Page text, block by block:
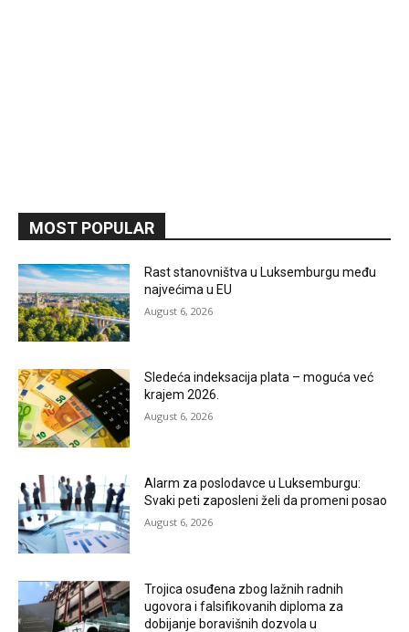
MOST POPULAR
Rast stanovništva u Luksemburgu među
najvećima u EU
August 6, 2026
Sledeća indeksacija plata – moguća već
krajem 2026.
August 6, 2026
Alarm za poslodavce u Luksemburgu:
Svaki peti zaposleni želi da promeni posao
August 6, 2026
Trojica osuđena zbog lažnih radnih
ugovora i falsifikovanih diploma za
dobijanje boravišnih dozvola u